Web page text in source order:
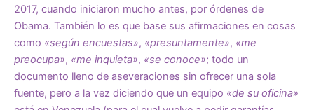
2017, cuando iniciaron mucho antes, por órdenes de
Obama. También lo es que base sus afirmaciones en cosas
como «según encuestas», «presuntamente», «me
preocupa», «me inquieta», «se conoce»; todo un
documento lleno de aseveraciones sin ofrecer una sola
fuente, pero a la vez diciendo que un equipo «de su oficina»